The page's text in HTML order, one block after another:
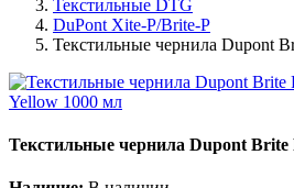
Текстильные DTG
DuPont Xite-P/Brite-P
Текстильные чернила Dupont
Текстильные чернила Dupont Brite